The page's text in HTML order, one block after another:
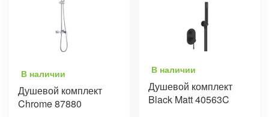
В наличии
Душевой комплект
Chrome 87880
В наличии
Душевой комплект
Black Matt 40563C